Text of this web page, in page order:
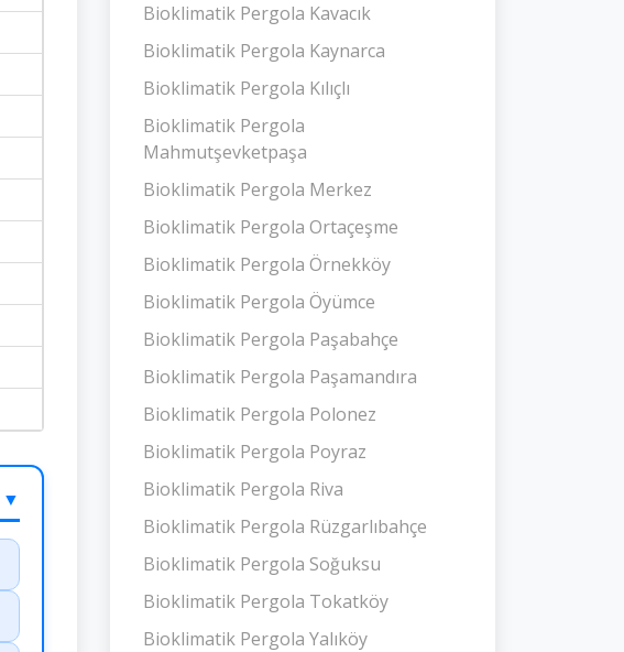
▼
Bioklimatik Pergola Kavacık
Bioklimatik Pergola Kaynarca
Bioklimatik Pergola Kılıçlı
Bioklimatik Pergola
Mahmutşevketpaşa
Bioklimatik Pergola Merkez
Bioklimatik Pergola Ortaçeşme
Bioklimatik Pergola Örnekköy
Bioklimatik Pergola Öyümce
Bioklimatik Pergola Paşabahçe
Bioklimatik Pergola Paşamandıra
Bioklimatik Pergola Polonez
Bioklimatik Pergola Poyraz
Bioklimatik Pergola Riva
Bioklimatik Pergola Rüzgarlıbahçe
Bioklimatik Pergola Soğuksu
Bioklimatik Pergola Tokatköy
Bioklimatik Pergola Yalıköy